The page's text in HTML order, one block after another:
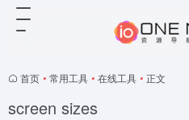
首页 • 常用工具 • 在线工具 • 正文
screen sizes